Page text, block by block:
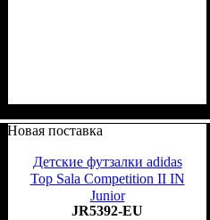
Новая поставка
Детские футзалки adidas
Top Sala Competition II IN
Junior
JR5392-EU